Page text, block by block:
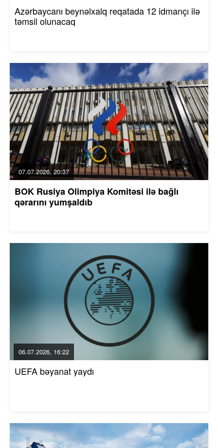
Azərbaycanı beynəlxalq reqatada 12 idmançı ilə
təmsil olunacaq
07.07.2026, 20:37
BOK Rusiya Olimpiya Komitəsi ilə bağlı
qərarını yumşaldıb
06.07.2026, 16:22
UEFA bəyanat yaydı